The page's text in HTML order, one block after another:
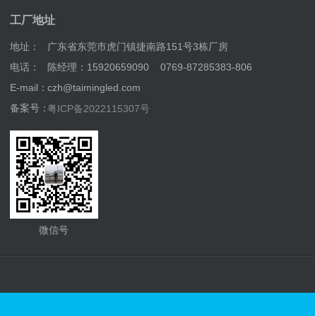
工厂地址
地址：
广东省东莞市虎门镇捷南路151号3栋厂房
电话：
陈经理：15920659090 0769-87285383-806
E-mail：czh@taimingled.com
备案号：粤ICP备2022115307号
微信号